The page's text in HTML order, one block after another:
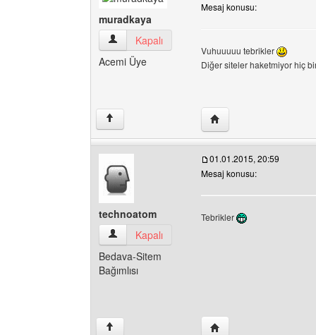
muradkaya
muradkaya Kullanıcının profilini görüntüle
Kapalı
Acemi Üye
Mesaj konusu:
Vuhuuuuu tebrikler
Diğer siteler haketmiyor hiç
↑ Yazarın web sitesini
technoatom
technoatom Kullanıcının profilini görüntüle
Kapalı
Bedava-Sitem
Bağımlısı
01.01.2015, 20:59
Mesaj konusu:
Tebrikler
↑ Yazarın web sitesini